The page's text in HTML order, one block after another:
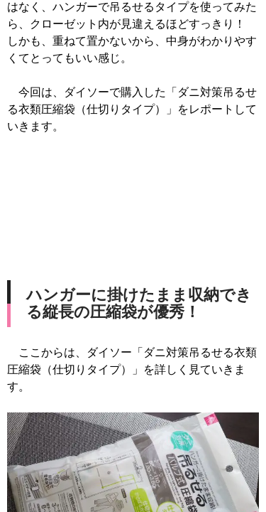
はなく、ハンガーで吊るせるタイプを使ってみた
ら、クローゼット内が見違えるほどすっきり！
しかも、重ねて置かないから、中身がわかりやす
くてとってもいい感じ。
今回は、ダイソーで購入した「ダニ対策吊るせ
る衣類圧縮袋（仕切りタイプ）」をレポートして
いきます。
ハンガーに掛けたまま収納でき
る縦長の圧縮袋が優秀！
ここからは、ダイソー「ダニ対策吊るせる衣類
圧縮袋（仕切りタイプ）」を詳しく見ていきま
す。